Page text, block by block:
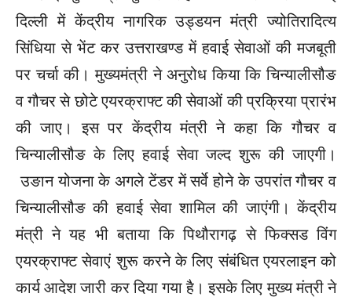
दिल्ली में केंद्रीय नागरिक उड्डयन मंत्री ज्योतिरादित्य
सिंधिया से भेंट कर उत्तराखण्ड में हवाई सेवाओं की मजबूती
पर चर्चा की। मुख्यमंत्री ने अनुरोध किया कि चिन्यालीसौङ
व गौचर से छोटे एयरक्राफ्ट की सेवाओं की प्रक्रिया प्रारंभ
की जाए। इस पर केंद्रीय मंत्री ने कहा कि गौचर व
चिन्यालीसौङ के लिए हवाई सेवा जल्द शुरू की जाएगी।
उङान योजना के अगले टेंडर में सर्वे होने के उपरांत गौचर व
चिन्यालीसौङ की हवाई सेवा शामिल की जाएंगी। केंद्रीय
मंत्री ने यह भी बताया कि पिथौरागढ़ से फिक्सड विंग
एयरक्राफ्ट सेवाएं शुरू करने के लिए संबंधित एयरलाइन को
कार्य आदेश जारी कर दिया गया है। इसके लिए मुख्य मंत्री ने